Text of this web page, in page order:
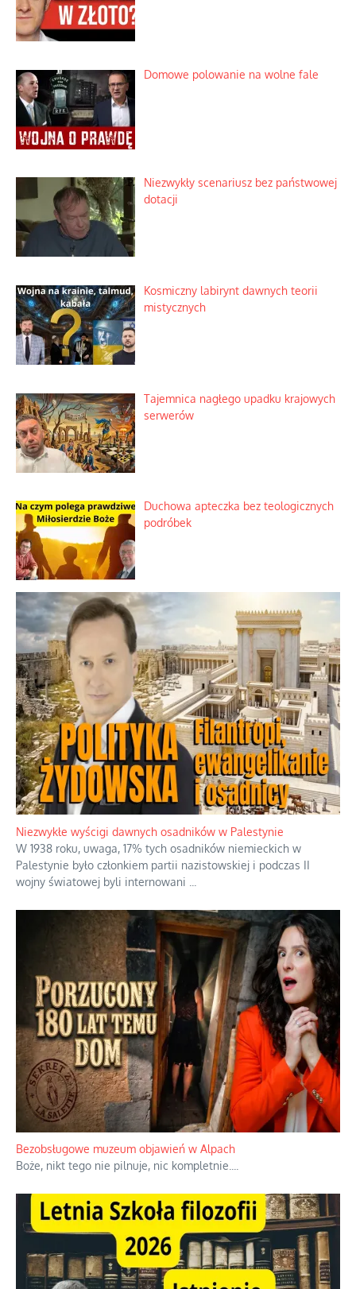
Domowe polowanie na wolne fale
Niezwykły scenariusz bez państwowej
dotacji
Kosmiczny labirynt dawnych teorii
mistycznych
Tajemnica nagłego upadku krajowych
serwerów
Duchowa apteczka bez teologicznych
podróbek
Niezwykłe wyścigi dawnych osadników w Palestynie
W 1938 roku, uwaga, 17% tych osadników niemieckich w
Palestynie było członkiem partii nazistowskiej i podczas II
wojny światowej byli internowani
Bezobsługowe muzeum objawień w Alpach
Boże, nikt tego nie pilnuje, nic kompletnie.